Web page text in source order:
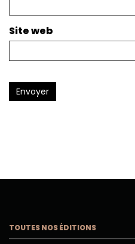
Site web
Envoyer
TOUTES NOS ÉDITIONS